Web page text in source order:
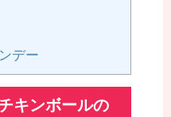
デー
キンボールの